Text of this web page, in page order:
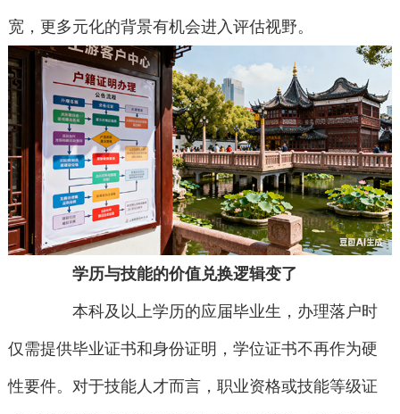
宽，更多元化的背景有机会进入评估视野。
学历与技能的价值兑换逻辑变了
本科及以上学历的应届毕业生，办理落户时
仅需提供毕业证书和身份证明，学位证书不再作为硬
性要件。对于技能人才而言，职业资格或技能等级证